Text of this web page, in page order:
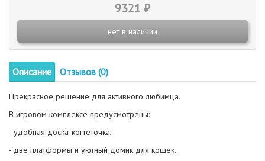
9321 ₽
нет в наличии
Описание Отзывов (0)
Прекрасное решение для активного любимца.
В игровом комплексе предусмотрены:
- удобная доска-когтеточка,
- две платформы и уютный домик для кошек.